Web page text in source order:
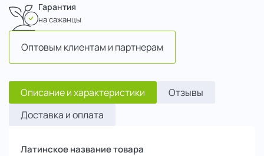
Гарантия
на сажанцы
Оптовым клиентам и партнерам
Описание и характеристики
Отзывы
Доставка и оплата
Латинское название товара